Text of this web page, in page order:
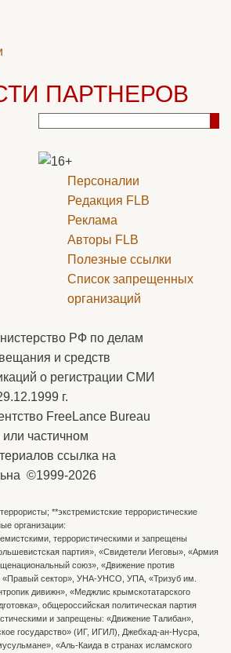
ПАРТНЕРОВ
Персоналии
Редакция FLB
Реклама
Авторы FLB
Полезные ссылки
Список запрещенных
организаций
РФ по делам
и средств
о регистрации СМИ
г.
FreeLance Bureau
частичном
ссылка на
©1999-2026
**экстремистские террористические
организации:
террористическими и запрещены
партия», «Свидетели Иеговы», «Армия
союз», «Движение против
«Правый сектор», УНА-УНСО, УПА, «Тризуб им.
дивижн», «Меджлис крымскотатарского
общероссийская политическая партия
и запрещены: «Движение Талибан»,
государство» (ИГ, ИГИЛ), Джебхад-ан-Нусра,
«Аль-Каида в странах исламского